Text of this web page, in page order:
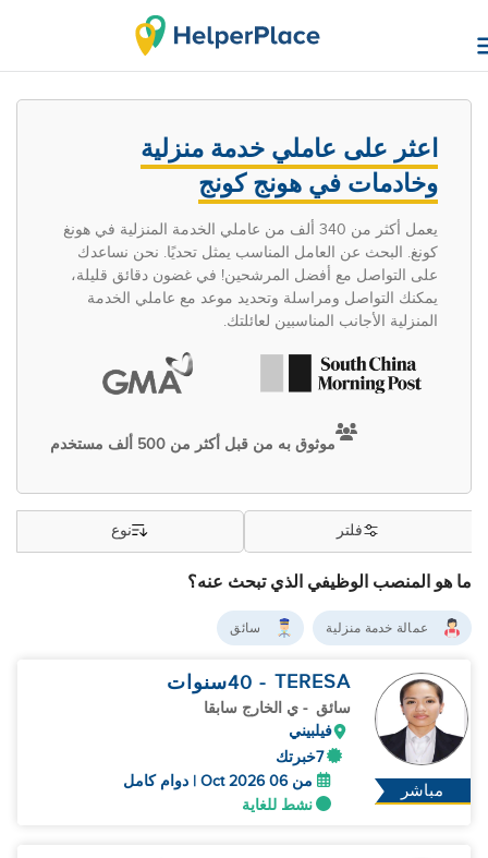
اعثر على عاملي خدمة منزلية
وخادمات في هونج كونج
يعمل أكثر من 340 ألف من عاملي الخدمة المنزلية في هونغ
كونغ. البحث عن العامل المناسب يمثل تحديًا. نحن نساعدك
على التواصل مع أفضل المرشحين! في غضون دقائق قليلة،
يمكنك التواصل ومراسلة وتحديد موعد مع عاملي الخدمة
المنزلية الأجانب المناسبين لعائلتك.
موثوق به من قبل أكثر من 500 ألف مستخدم
ما هو المنصب الوظيفي الذي تبحث عنه؟
فلتر نوع
عمالة خدمة منزلية سائق
مباشر
TERESA
- 40 سنوات
سائق - ي الخارج سابقا
فيلبيني
7خبرتك
من 06 Oct 2026 | دوام كامل
نشط للغاية